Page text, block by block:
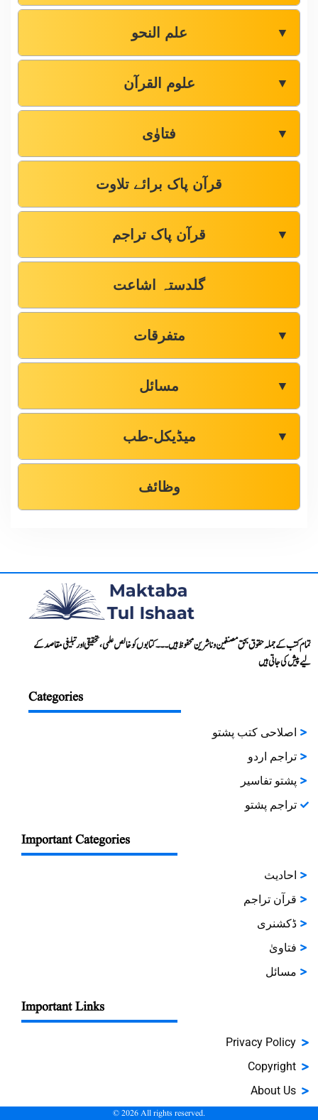
علم النحو ▼
علوم القرآن ▼
فتاوٰی ▼
قرآن پاک برائے تلاوت
قرآن پاک تراجم ▼
گلدستہ اشاعت
متفرقات ▼
مسائل ▼
میڈیکل-طب ▼
وظائف
تمام کتب کے جملہ حقوق بحق مصنفین و ناشرین محفوظ ہیں۔۔۔ کتابوں کو خالص علمی، تحقیقی اور تبلیغی مقاصد کے
لیے پیش کی جاتی ہیں
Categories
اصلاحی کتب پشتو
تراجم اردو
پشتو تفاسیر
تراجم پشتو
Important Categories
احادیث
قرآن تراجم
ڈکشنری
فتاویٰ
مسائل
Important Links
Privacy Policy
Copyright
About Us
©2026All rights reserved.